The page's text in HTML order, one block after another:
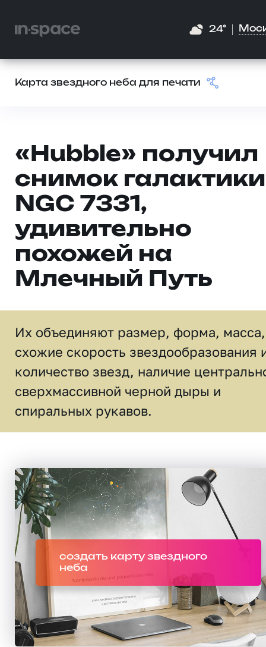
24°
Карта звездного неба для печати
«Hubble» получил
снимок галактики
NGC 7331,
удивительно
похожей на
Млечный Путь
Их объединяют размер, форма, масса,
схожие скорость звездообразования
количество звезд, наличие
сверхмассивной черной дыры и
спиральных рукавов.
создать карту звездного
неба